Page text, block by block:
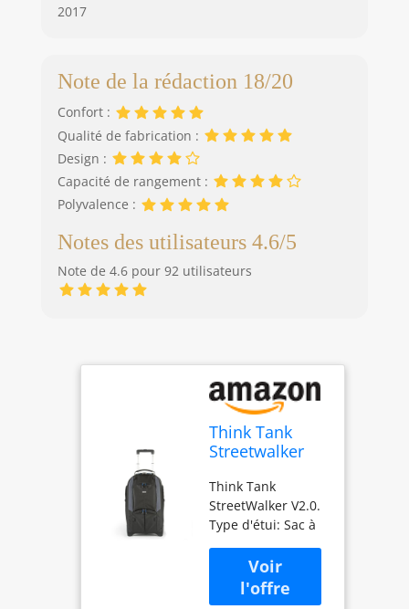
2017
Note de la rédaction 18/20
Confort :
Qualité de fabrication :
Design :
Capacité de rangement :
Polyvalence :
Notes des utilisateurs 4.6/5
Note de 4.6 pour 92 utilisateurs
Think Tank
Streetwalker
Noir - Étuis et
Housses
d’appareils
Photo (Sac à
Dos, Universel,
Compartiment
pour
Think Tank
StreetWalker V2.0.
Type d'étui: Sac à
dos Compatibilité
de marque:
Universel Taille
maximum d'écran